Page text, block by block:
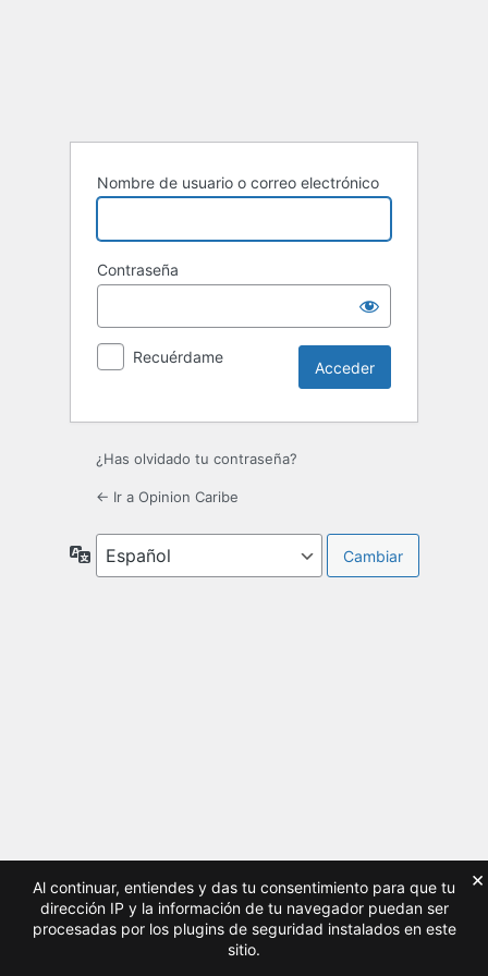
Nombre de usuario o correo electrónico
Contraseña
Recuérdame
¿Has olvidado tu contraseña?
← Ir a Opinion Caribe
Idioma
Al continuar, entiendes y das tu consentimiento para que tu
dirección IP y la información de tu navegador puedan ser
procesadas por los plugins de seguridad instalados en este
sitio.
×